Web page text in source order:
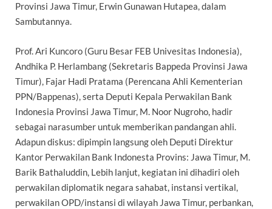
Provinsi Jawa Timur, Erwin Gunawan Hutapea, dalam
Sambutannya.
Prof. Ari Kuncoro (Guru Besar FEB Univesitas Indonesia),
Andhika P. Herlambang (Sekretaris Bappeda Provinsi Jawa
Timur), Fajar Hadi Pratama (Perencana Ahli Kementerian
PPN/Bappenas), serta Deputi Kepala Perwakilan Bank
Indonesia Provinsi Jawa Timur, M. Noor Nugroho, hadir
sebagai narasumber untuk memberikan pandangan ahli.
Adapun diskus: dipimpin langsung oleh Deputi Direktur
Kantor Perwakilan Bank Indonesta Provins: Jawa Timur, M.
Barik Bathaluddin, Lebih lanjut, kegiatan ini dihadiri oleh
perwakilan diplomatik negara sahabat, instansi vertikal,
perwakilan OPD/instansi di wilayah Jawa Timur, perbankan,